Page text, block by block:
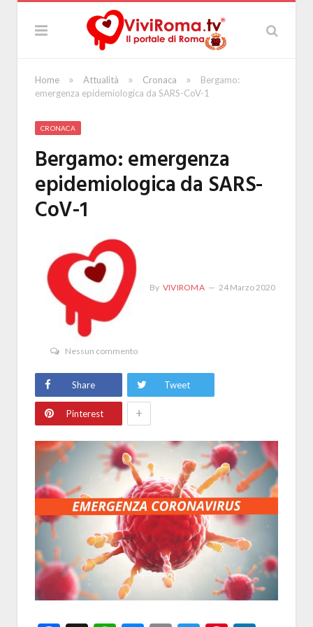
Home » Attualità » Cronaca »
Bergamo:
emergenza epidemiologica da SARS-CoV-1
CRONACA
Bergamo: emergenza
epidemiologica da SARS-
CoV-1
By VIVIROMA 24 Marzo 2020
Nessun commento
Share Tweet
Pinterest +